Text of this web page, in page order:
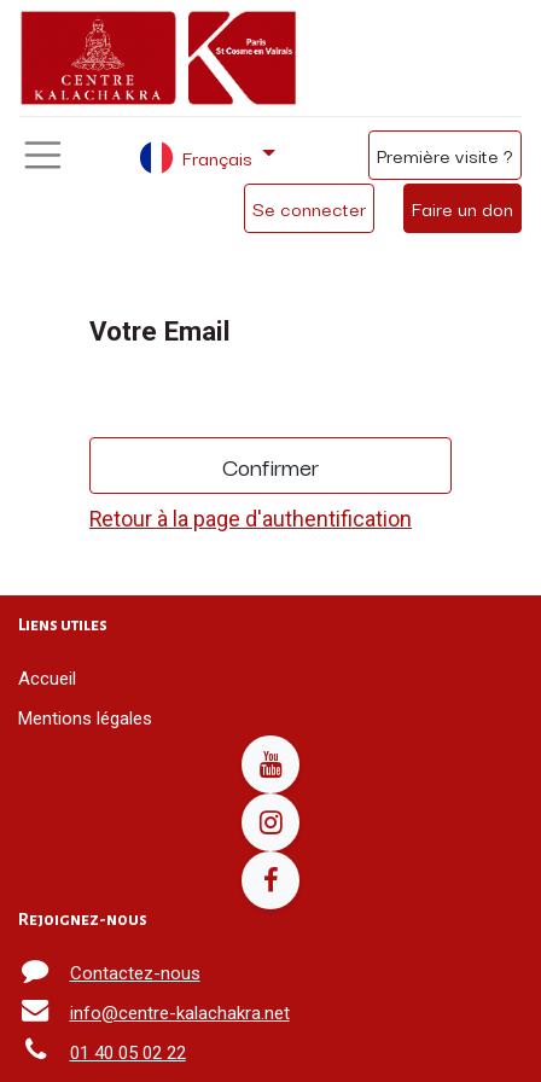
Se connecter Faire un don
Français Première visite ?
Votre Email
Confirmer
Retour à la page d'authentification
Liens utiles
Accueil
Mentions légales
Rejoignez-nous
Contactez-nous
info@centre-kalachakra.net
01 40 05 02 22